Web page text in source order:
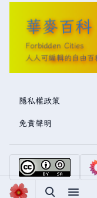
華麥百科
Forbidden Cities
人人可編輯的自由百
隱私權政策
免責聲明